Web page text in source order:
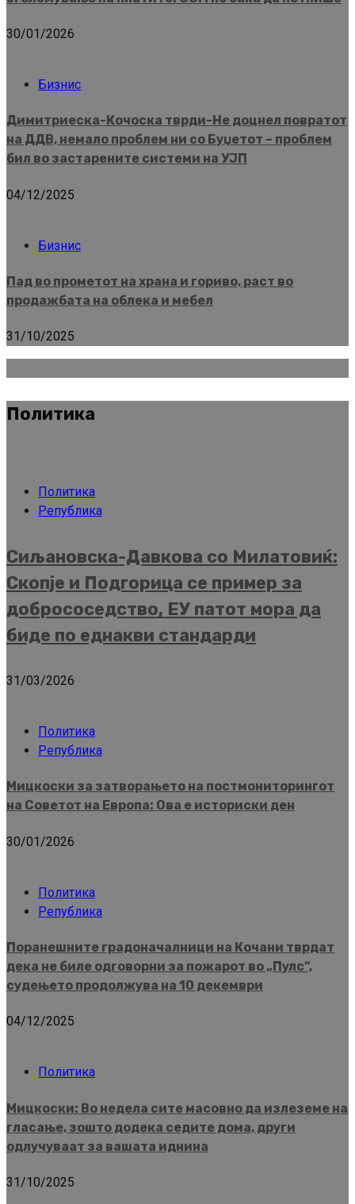
30/01/2026
Бизнис
Димитриеска-Кочоска тврди-Не доцнел повратот
на ДДВ, немало проблем ни со Буџетот – проблем
бил во застарените системи на УЈП
04/12/2025
Бизнис
Пад во прометот на храна и гориво, раст во
продажбата на облека и мебел
31/10/2025
Политика
Политика
Република
Сиљановска-Давкова со Милатовиќ:
Скопје и Подгорица се пример за
добрососедство, ЕУ патот мора да
биде по еднакви стандарди
31/03/2026
Политика
Република
Мицкоски за затворањето на постмониторингот
на Советот на Европа: Ова е историски ден
30/01/2026
Политика
Република
Поранешните градоначалници на Кочани тврдат
дека не биле одговорни за пожарот во „Пулс“,
судењето продолжува на 10 декември
04/12/2025
Политика
Мицкоски: Во недела сите масовно да излеземе на
гласање, зошто додека седите дома, други
одлучуваат за вашата иднина
31/10/2025